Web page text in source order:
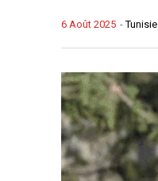
-Tunisie
6 Août 2025